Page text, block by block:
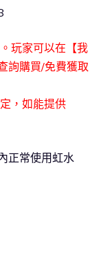
玩家可以在【我
詢購買/免費獲取
，如能提供
正常使用虹水